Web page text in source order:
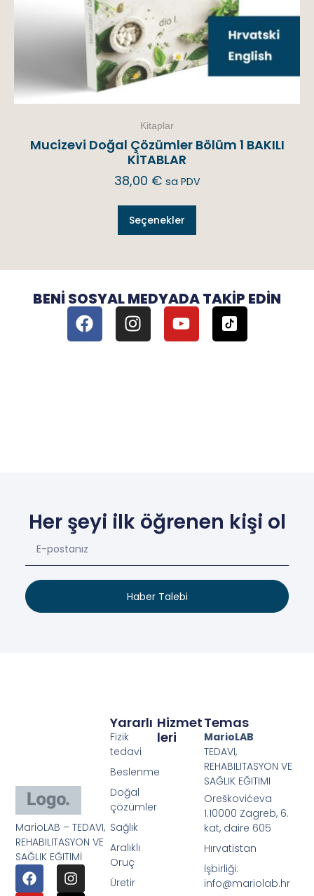
Kitaplar
Mucizevi Doğal Çözümler Bölüm 1 BAKILI
KİTABLAR
38,00 € sa PDV
Seçenekler
BENI SOSYAL MEDYADA TAKIP EDIN
Her şeyi ilk öğrenen kişi ol
Haber Talebi
MarioLAB – TEDAVI,
REHABILITASYON VE
SAĞLIK EĞITIMİ
Hizmet
Leri
Yararlı
Fizik
tedavi
Beslenme
Doğal
çözümler
Sağlık
Aralıklı
Oruç
Üretir
Temas
MarioLAB
TEDAVI,
REHABILITASYON VE
SAĞLIK EĞITIMI
Oreškovićeva
1.10000 Zagreb, 6.
kat, daire 605
Hırvatistan
İşbirliği:
info@mariolab.hr